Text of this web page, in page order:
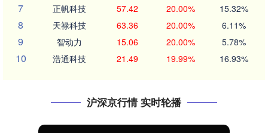
7 正帆科技 57.42 20.00% 15.32%
8 天禄科技 63.36 20.00% 6.11%
9 智动力 15.06 20.00% 5.78%
10 浩通科技 21.49 19.99% 16.93%
沪深京行情 实时轮播